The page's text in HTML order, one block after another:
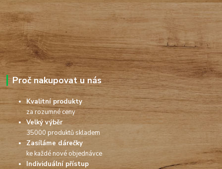
Proč nakupovat u nás
Kvalitní produkty
za rozumné ceny
Velký výběr
35000 produktů skladem
Zasíláme dárečky
ke každé nové objednávce
Individuální přístup